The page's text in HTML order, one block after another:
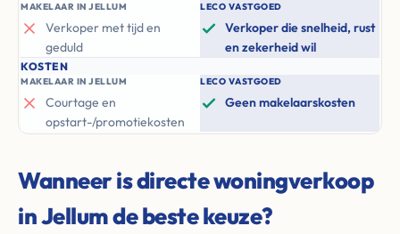
MAKELAAR IN JELLUM
Verkoper met tijd en
geduld
LECO VASTGOED
Verkoper die snelheid, rust
en zekerheid wil
KOSTEN
MAKELAAR IN JELLUM
Courtage en
opstart-/promotiekosten
LECO VASTGOED
Geen makelaarskosten
Wanneer is directe woningverkoop
in Jellum de beste keuze?